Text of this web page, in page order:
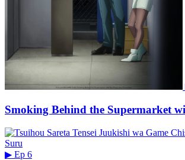
Smoking Behind the Supermarket
▶ Ep 6